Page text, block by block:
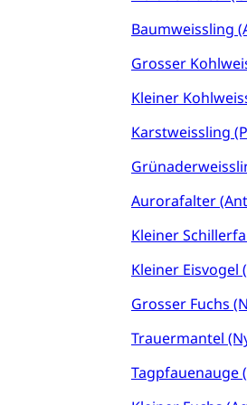
Baumweissling
Grosser
Kleiner
Karstweissling
Aurorafalter
Kleiner
Kleiner Eisvogel
Grosser Fuchs
Trauermantel
Tagpfauenauge
Kinder- und
Pflege /
Hauspflege,
Betreuende
Religion
Kirche,
Sport
Tiere
Haustiere,
Tierschutz
Hunde
Todesfall
Bestattung,
Ärztliche